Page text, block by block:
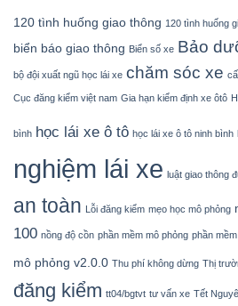
120 tình huống giao thông 120 tình huống
biển báo giao thông Biển số xe Bảo
bộ đội xuất ngũ học lái xe chăm sóc xe
Cục đăng kiểm việt nam Gia hạn kiểm định xe ôtô
bình học lái xe ô tô học lái xe ô tô ninh bình
nghiệm lái xe luật giao thông
an toàn
Lỗi đăng kiểm mẹo học mô phỏng
100 nồng độ cồn phần mềm mô phỏng phần
mô phỏng v2.0.0 Thu phí không dừng Thị
đăng kiểm tt04/bgtvt tư vấn xe Tết